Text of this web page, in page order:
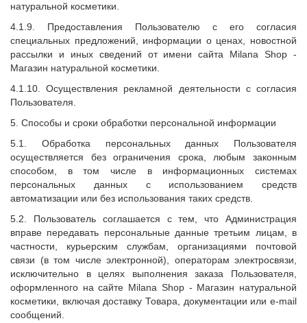
натуральной косметики.
4.1.9. Предоставления Пользователю с его согласия
специальных предложений, информации о ценах, новостной
рассылки и иных сведений от имени сайта Milana Shop -
Магазин натуральной косметики.
4.1.10. Осуществления рекламной деятельности с согласия
Пользователя.
5. Способы и сроки обработки персональной информации
5.1. Обработка персональных данных Пользователя
осуществляется без ограничения срока, любым законным
способом, в том числе в информационных системах
персональных данных с использованием средств
автоматизации или без использования таких средств.
5.2. Пользователь соглашается с тем, что Администрация
вправе передавать персональные данные третьим лицам, в
частности, курьерским службам, организациями почтовой
связи (в том числе электронной), операторам электросвязи,
исключительно в целях выполнения заказа Пользователя,
оформленного на сайте Milana Shop- Магазин натуральной
косметики, включая доставку Товара, документации или e-mail
сообщений.